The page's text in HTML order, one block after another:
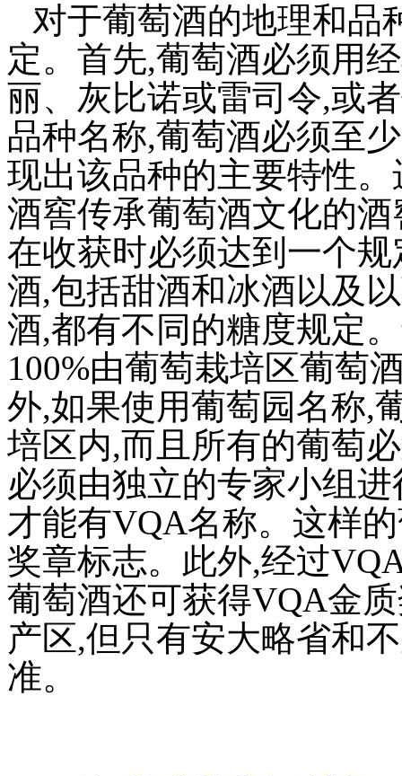
对于葡萄酒的地理和品
定。首先,葡萄酒必须用
丽、灰比诺或雷司令,或
品种名称,葡萄酒必须至
现出该品种的主要特性
酒窖传承葡萄酒文化的
在收获时必须达到一个
酒,包括甜酒和冰酒以及
酒,都有不同的糖度规定
100%由葡萄栽培区葡萄
外,如果使用葡萄园名称,
培区内,而且所有的葡萄
必须由独立的专家小组
才能有VQA名称。这样
奖章标志。此外,经过
葡萄酒还可获得VQA金
产区,但只有安大略省和
准。